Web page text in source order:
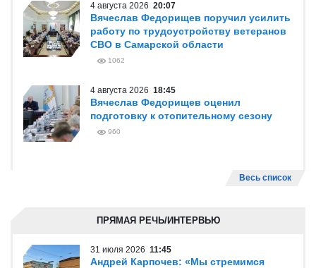
4 августа 2026 20:07
Вячеслав Федорищев поручил усилить
работу по трудоустройству ветеранов
СВО в Самарской области
1062
4 августа 2026 18:45
Вячеслав Федорищев оценил
подготовку к отопительному сезону
960
Весь список
ПРЯМАЯ РЕЧЬ/ИНТЕРВЬЮ
31 июля 2026 11:45
Андрей Карпочев: «Мы стремимся